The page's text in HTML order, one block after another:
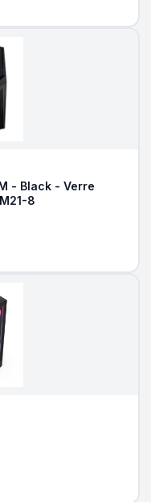
- Black - Verre
8